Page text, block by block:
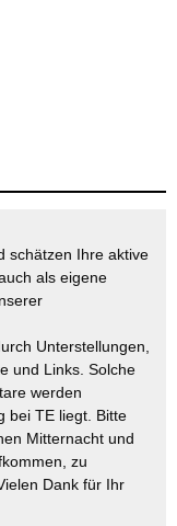
schätzen Ihre aktive
als eigene
Unterstellungen,
und Links. Solche
werden
bei TE liegt. Bitte
Mitternacht und
zu
Dank für Ihr